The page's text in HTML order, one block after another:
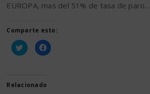
EUROPA, mas del 51% de tasa de paro…
Comparte esto:
Haz
clic
(Se
abre
Haz
clic
Relacionado